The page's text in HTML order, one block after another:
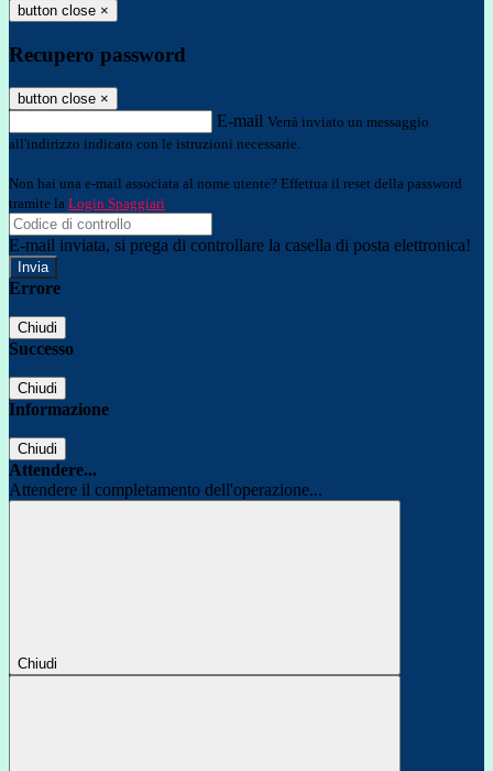
button close ×
Recupero password
button close ×
E-mail Verrà inviato un messaggio
all'indirizzo indicato con le istruzioni necessarie.
Non hai una e-mail associata al nome utente? Effettua il reset della password
tramite la Login Spaggiari
E-mail inviata, si prega di controllare la casella di posta elettronica!
Errore
Chiudi
Successo
Chiudi
Informazione
Chiudi
Attendere...
Attendere il completamento dell'operazione...
Chiudi